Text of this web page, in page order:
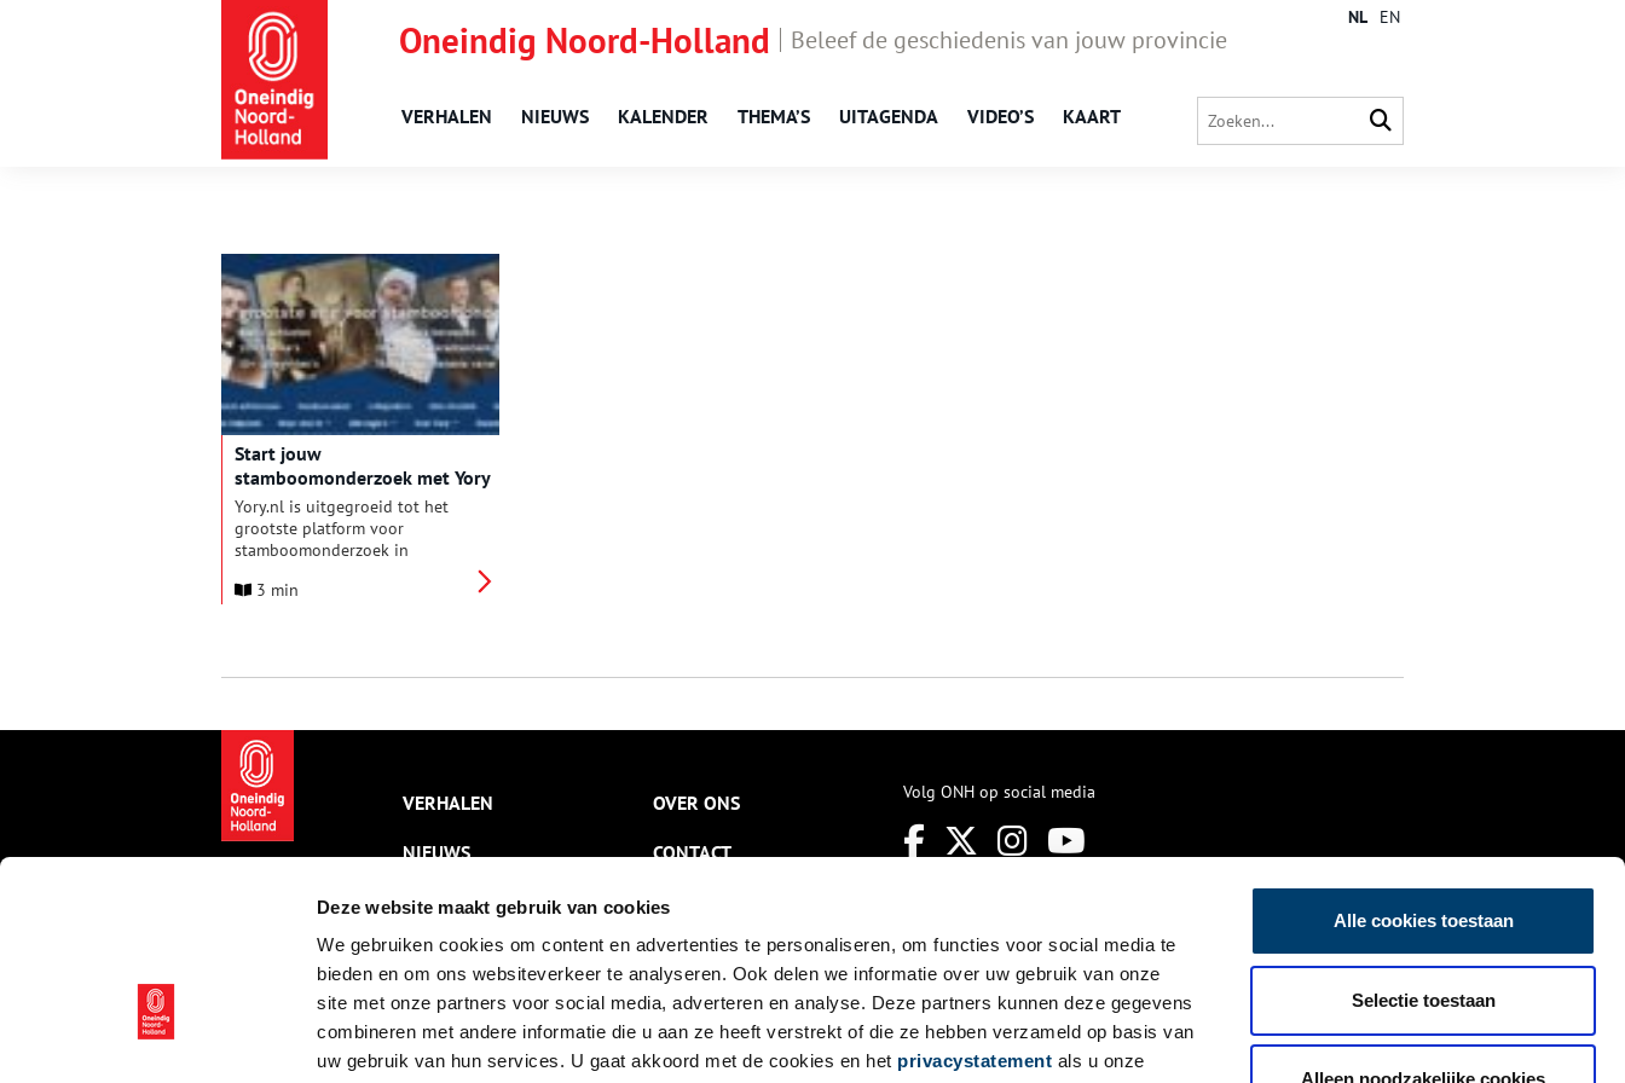
Deze website maakt gebruik van cookies
We gebruiken cookies om content en advertenties te personaliseren, om functies voor social media te
bieden en om ons websiteverkeer te analyseren. Ook delen we informatie over uw gebruik van onze
site met onze partners voor social media, adverteren en analyse. Deze partners kunnen deze gegevens
combineren met andere informatie die u aan ze heeft verstrekt of die ze hebben verzameld op basis van
uw gebruik van hun services. U gaat akkoord met de cookies en het privacystatement als u onze
Alle cookies toestaan
Selectie toestaan
Alleen noodzakelijke cookies
Oneindig Noord-Holland Beleef de geschiedenis van jouw provincie
VERHALEN NIEUWS KALENDER THEMA’S UITAGENDA VIDEO’S KAART
NL EN
Start jouw
stamboomonderzoek met Yory
Yory.nl is uitgegroeid tot het
grootste platform voor
stamboomonderzoek in
leerzame artikelen, duizenden
uitlegvideo’s – allemaal gratis
3 min
VERHALEN
NIEUWS
KALENDER
THEMA’S
ACTIVITEITEN
VIDEO’S
OVER ONS
CONTACT
NIEUWSBRIEF
DISCLAIMER
PRIVACY
TOEGANKELIJKHEID
Volg ONH op social media